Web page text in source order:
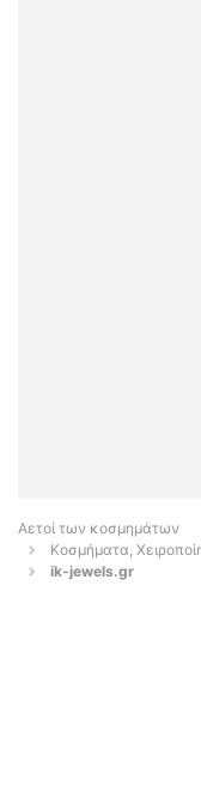
Αετοί των κοσμημάτων
Κοσμήματα,
ik-jewels.gr